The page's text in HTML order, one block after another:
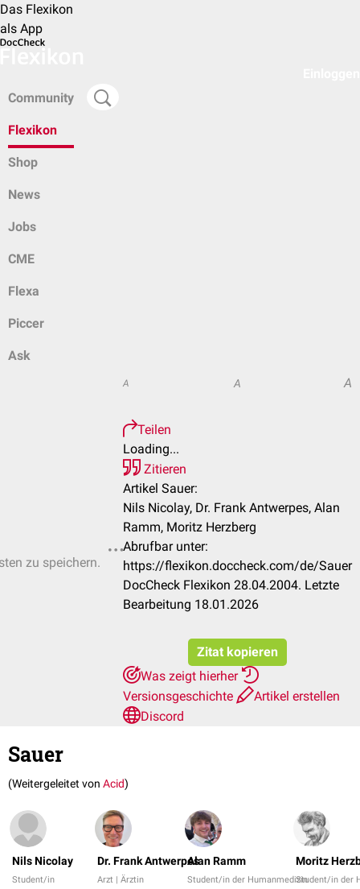
Das Flexikon
als App
Community
Flexikon
Shop
News
Jobs
CME
Flexa
Piccer
Ask
zu speichern.
A A A
Teilen
Loading...
Zitieren
Artikel Sauer:
Nils Nicolay, Dr. Frank Antwerpes, Alan
Ramm, Moritz Herzberg
Abrufbar unter:
https://flexikon.doccheck.com/de/Sauer
DocCheck Flexikon 28.04.2004. Letzte
Bearbeitung 18.01.2026
Zitat kopieren
Was zeigt hierher
Versionsgeschichte
Artikel erstellen
Discord
Sauer
(Weitergeleitet von Acid)
Nils Nicolay
Student/in
Dr. Frank Antwerpes
Arzt | Ärztin
Alan Ramm
Student/in der Humanmedizin
Moritz
Student/in der